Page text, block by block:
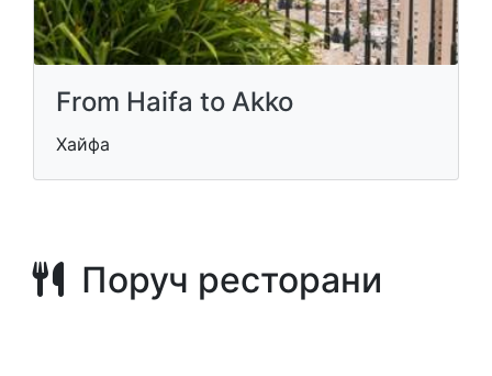
From Haifa to Akko
Хайфа
Поруч ресторани